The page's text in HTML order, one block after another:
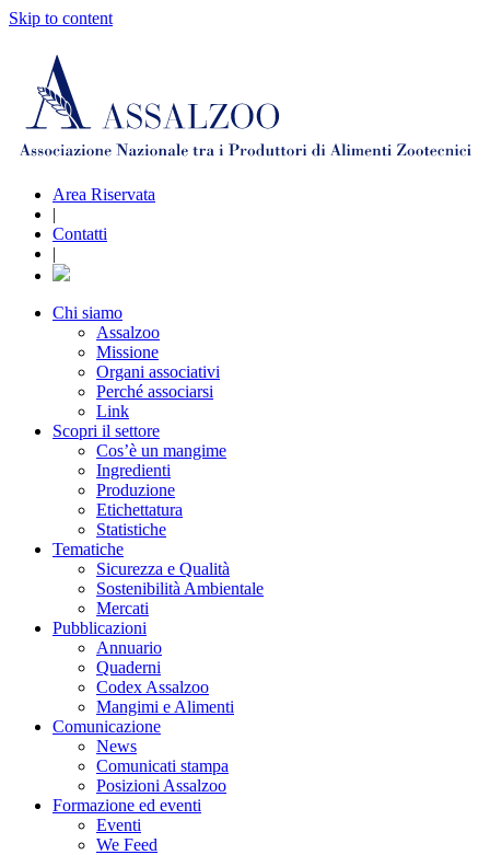
Skip to content
Area Riservata
|
Contatti
|
Chi siamo
Assalzoo
Missione
Organi associativi
Perché associarsi
Link
Scopri il settore
Cos’è un mangime
Ingredienti
Produzione
Etichettatura
Statistiche
Tematiche
Sicurezza e Qualità
Sostenibilità Ambientale
Mercati
Pubblicazioni
Annuario
Quaderni
Codex Assalzoo
Mangimi e Alimenti
Comunicazione
News
Comunicati stampa
Posizioni Assalzoo
Formazione ed eventi
Eventi
We Feed